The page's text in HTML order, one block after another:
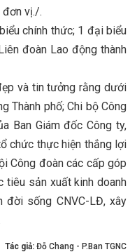
đơn vị./.
chính thức; 1 đại biểu
đoàn Lao động thành
và tin tưởng rằng dưới
Thành phố; Chi bộ Công
Ban Giám đốc Công ty,
chức thực hiện thắng lợi
Công đoàn các cấp góp
tiêu sản xuất kinh doanh
đời sống CNVC-LĐ, xây
Tác giả: Đỗ Chang - P.Ban TGNC